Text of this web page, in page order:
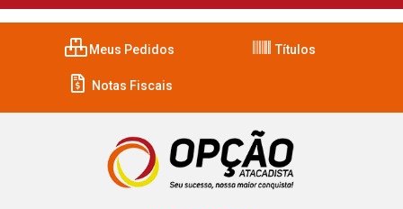
Meus Pedidos Títulos
Notas Fiscais